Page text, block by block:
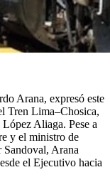
Arana, expresó este
Tren Lima–Chosica,
Aliaga. Pese a
y el ministro de
Arana
el Ejecutivo hacia